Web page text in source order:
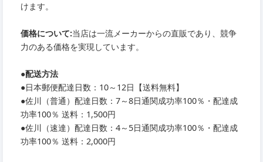
けます。
価格について:当店は一流メーカーからの直販であり、競争
力のある価格を実現しています。
●配送方法
●日本郵便配達日数：10～12日【送料無料】
●佐川（普通）配達日数：7～8日通関成功率100％・配達成
功率100％ 送料：1,500円
●佐川（速達）配達日数：4～5日通関成功率100％・配達成
功率100％ 送料：2,000円